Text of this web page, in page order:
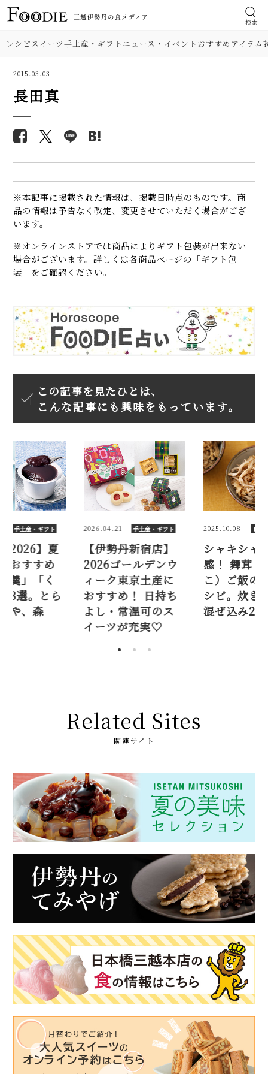
検索
レシピスイーツ手土産・ギフト ニュース・イベントおすすめアイテム
2015.03.03
長田真
※本記事に掲載された情報は、掲載日時点のものです。商
品の情報は予告なく改定、変更させていただく場合がござ
います。
※オンラインストアでは商品によりギフト包装が出来ない
場合がございます。詳しくは各商品ページの「ギフト包
装」をご確認ください。
この記事を見たひとは、
こんな記事にも興味をもっています。
手土産・ギフト
2026】夏
おすすめ
羹」「く
8選。とら
や、森
2026.04.21 手土産・ギフト
【伊勢丹新宿店】
2026ゴールデンウ
ィーク東京土産に
おすすめ！ 日持ち
よし・常温可のス
イーツが充実♡
2025.10.08 レシ
シャキシャ
感！ 舞茸（
こ）ご飯の
シピ。炊き
混ぜ込み2
Related Sites
関連サイト